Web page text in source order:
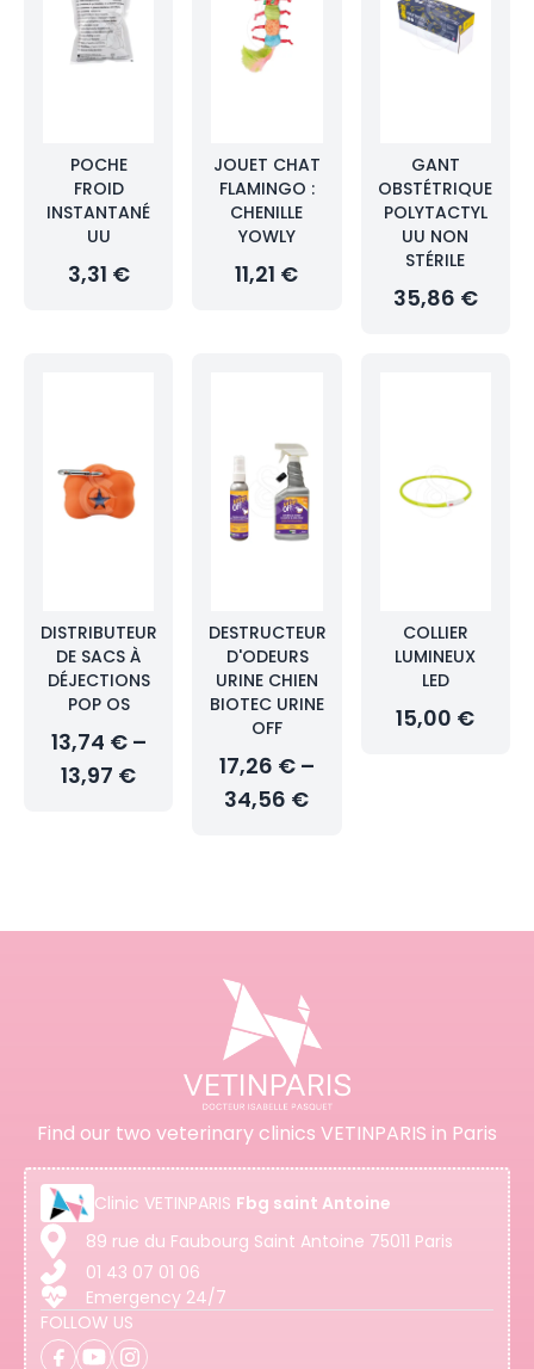
POCHE
FROID
INSTANTANÉ
UU
3,31 €
JOUET CHAT
FLAMINGO :
CHENILLE
YOWLY
11,21 €
GANT
OBSTÉTRIQUE
POLYTACTYL
UU NON
STÉRILE
35,86 €
DISTRIBUTEUR
DE SACS À
DÉJECTIONS
POP OS
13,74 € –
13,97 €
DESTRUCTEUR
D'ODEURS
URINE CHIEN
BIOTEC URINE
OFF
17,26 € –
34,56 €
COLLIER
LUMINEUX
LED
15,00 €
Find our two veterinary clinics VETINPARIS in Paris
Clinic VETINPARIS Fbg saint Antoine
89 rue du Faubourg Saint Antoine 75011 Paris
01 43 07 01 06
Emergency 24/7
FOLLOW US